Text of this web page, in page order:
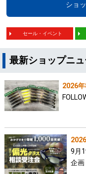
ショ
セール・イベント
最新ショップニ
2026
9月
企